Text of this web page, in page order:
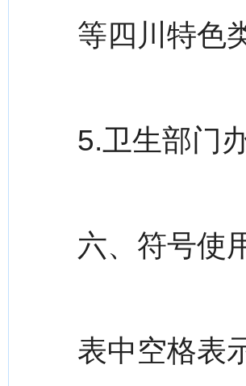
等四川特色
5.卫生部门
六、符号使
表中空格表